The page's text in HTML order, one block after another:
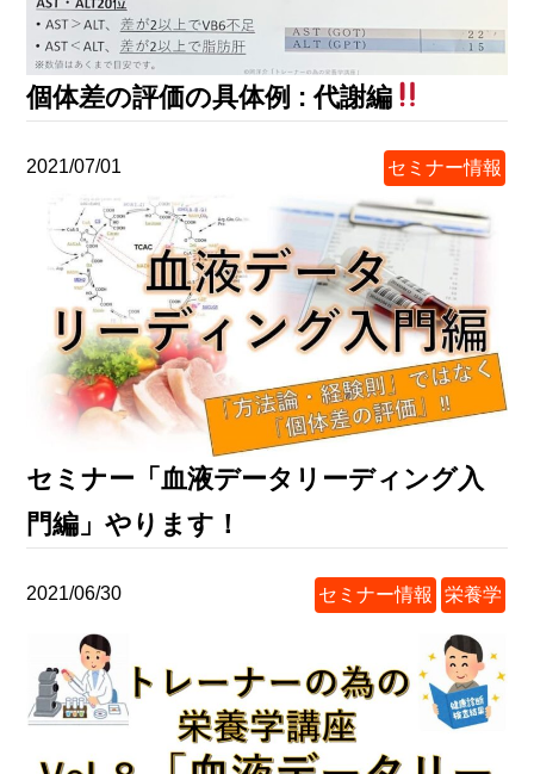
個体差の評価の具体例 : 代謝編
2021/07/01 セミナー情報
セミナー「血液データリーディング入
門編」やります！
2021/06/30 セミナー情報 栄養学